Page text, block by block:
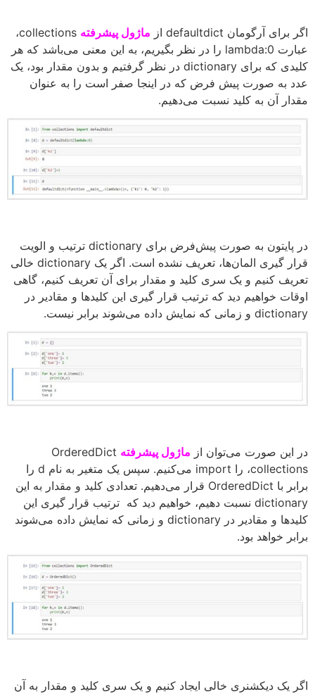
اگر برای آرگومان defaultdict از ماژول پیشرفته
collections،
عبارت lambda:0 را در نظر بگیریم، به این معنی می‌باشد که هر
کلیدی که برای dictionary در نظر گرفتیم و بدون مقدار بود، یک
عدد به صورت پیش فرض که در اینجا صفر است را به عنوان
مقدار آن به کلید نسبت می‌دهیم.
در پایتون به صورت پیش‌فرض برای dictionary ترتیب و الویت
قرار گیری المان‌ها، تعریف نشده است. اگر یک dictionary خالی
تعریف کنیم و یک سری کلید و مقدار برای آن تعریف کنیم، گاهی
اوقات خواهیم دید که ترتیب قرار گیری این کلیدها و مقادیر در
dictionary و زمانی که نمایش داده می‌شوند برابر نیست.
در این صورت می‌توان از ماژول پیشرفته OrderedDict
،collections را import می‌کنیم. سپس یک متغیر به نام d را
برابر با OrderedDict قرار می‌دهیم. تعدادی کلید و مقدار به این
dictionary نسبت دهیم، خواهیم دید که ترتیب قرار گیری این
کلیدها و مقادیر در dictionary و زمانی که نمایش داده می‌شوند
برابر خواهد بود.
اگر یک دیکشنری خالی ایجاد کنیم و یک سری کلید و مقدار به آن